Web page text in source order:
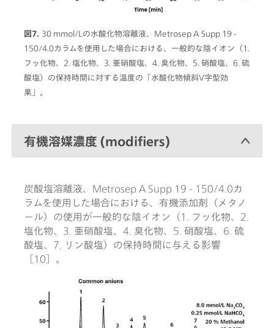
図7. 30 mmol/Lの水酸化物溶離液、Metrosep A Supp 19 -
150/4.0カラムを使用した場合における、一般的な陰イオン（1.
フッ化物、2. 塩化物、3. 亜硝酸塩、4. 臭化物、5. 硝酸塩、6. 硫
酸塩）の保持時間に対する温度の「水酸化物傾斜V字型効
果」。
有機溶媒濃度 (modifiers)
炭酸塩溶離液、Metrosep A Supp 19 - 150/4.0カ
ラムを使用した場合における、有機添加剤（メタノ
ール）の使用が一般的な陰イオン（1. フッ化物、2.
塩化物、3. 亜硝酸塩、4. 臭化物、5. 硝酸塩、6. 硫
酸塩、7. リン酸塩）の保持時間に与える影響
［10］。